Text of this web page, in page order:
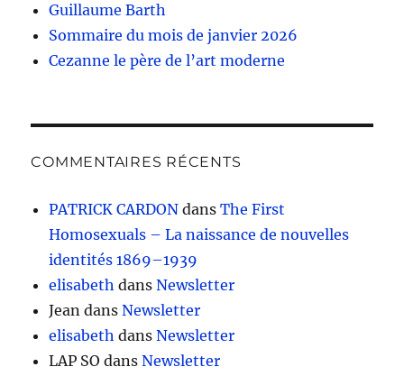
Guillaume Barth
Sommaire du mois de janvier 2026
Cezanne le père de l’art moderne
COMMENTAIRES RÉCENTS
PATRICK CARDON dansThe First
Homosexuals – La naissance de nouvelles
identités 1869–1939
elisabeth dansNewsletter
Jean dansNewsletter
elisabeth dansNewsletter
LAP SO dansNewsletter